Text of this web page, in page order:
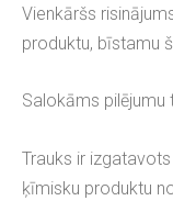
Vienkāršs
produktu, bīstamu
Salokāms pilējumu
Trauks ir
ķīmisku produktu